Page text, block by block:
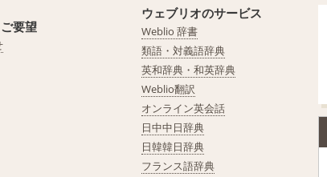
要望
ウェブリオのサービス
Weblio 辞書
類語・対義語辞典
英和辞典・和英辞典
Weblio翻訳
オンライン英会話
日中中日辞典
日韓韓日辞典
フランス語辞典